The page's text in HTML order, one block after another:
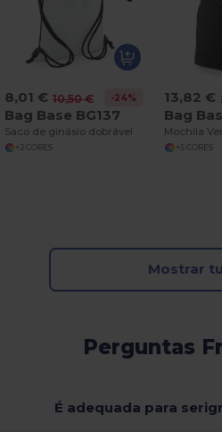
8,01 € 10,50 € -24%
Bag Base BG137
Saco de ginásio dobrável
+2 CORES
13,82 €
Bag
+5 CORES
Mostrar
Perguntas
É adequada para